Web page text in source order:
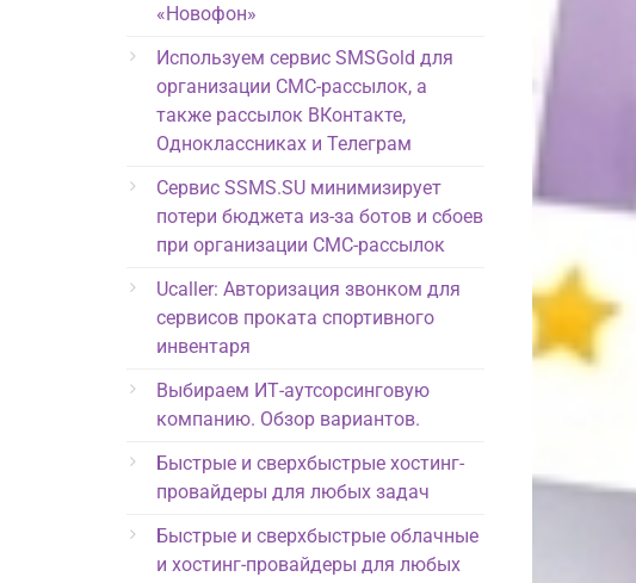
«Новофон»
Используем сервис SMSGold для
организации СМС-рассылок, а
также рассылок ВКонтакте,
Одноклассниках и Телеграм
Сервис SSMS.SU минимизирует
потери бюджета из-за ботов и сбоев
при организации СМС-рассылок
Ucaller: Авторизация звонком для
сервисов проката спортивного
инвентаря
Выбираем ИТ-аутсорсинговую
компанию. Обзор вариантов.
Быстрые и сверхбыстрые хостинг-
провайдеры для любых задач
Быстрые и сверхбыстрые облачные
и хостинг-провайдеры для любых